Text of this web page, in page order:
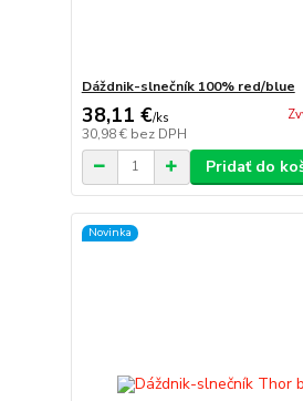
Dáždnik-slnečník 100% red/blue
38,11 €/ks
30,98 € bez DPH
Pridať do
Novinka